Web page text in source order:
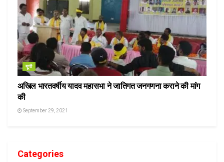
यूपी
अखिल भारतवर्षीय यादव महासभा ने जातिगत जनगणना कराने की मांग
की
September 29, 2021
Categories